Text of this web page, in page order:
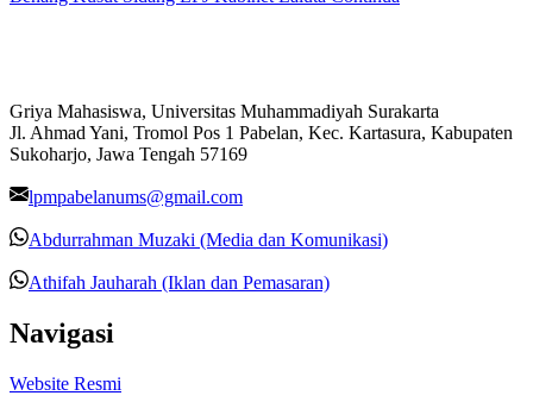
Griya Mahasiswa, Universitas Muhammadiyah Surakarta
Jl. Ahmad Yani, Tromol Pos 1 Pabelan, Kec. Kartasura, Kabupaten
Sukoharjo, Jawa Tengah 57169
lpmpabelanums@gmail.com
Abdurrahman Muzaki (Media dan Komunikasi)
Athifah Jauharah (Iklan dan Pemasaran)
Navigasi
Website Resmi